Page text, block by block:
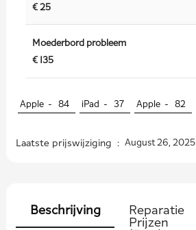
€ 25
Moederbord probleem
€ 135
Apple - 84 iPad - 37 Apple - 82
Laatste prijswijziging : August 26, 2025
Beschrijving
Reparatie
Prijzen